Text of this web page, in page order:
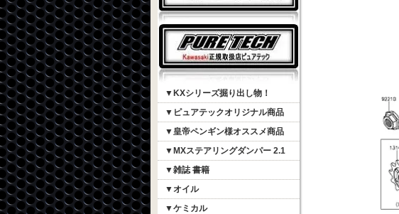
▼KXシリーズ掘り出し物！
▼ピュアテックオリジナル商品
▼皇帝ペンギン様オススメ商品
▼MXステアリングダンパー 2.1
▼雑誌 書籍
▼オイル
▼ケミカル